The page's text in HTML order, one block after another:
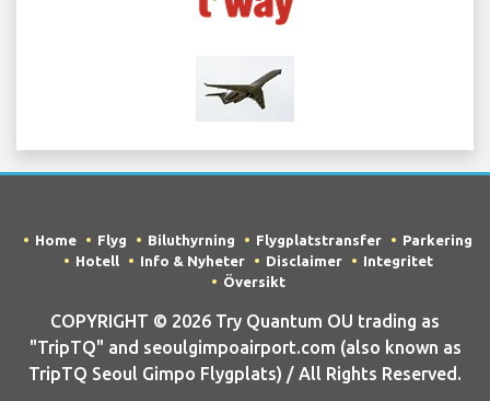
Home Flyg Biluthyrning Flygplatstransfer
Parkering
Hotell
Info & Nyheter Disclaimer
Integritet
Översikt
COPYRIGHT © 2026 Try Quantum OU trading as
"TripTQ" and seoulgimpoairport.com (also known as
TripTQ Seoul Gimpo Flygplats) / All Rights Reserved.